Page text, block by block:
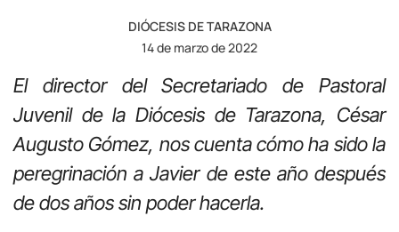
DIÓCESIS DE TARAZONA
14 de marzo de 2022
El director del Secretariado de Pastoral
Juvenil de la Diócesis de Tarazona, César
Augusto Gómez, nos cuenta cómo ha sido la
peregrinación a Javier de este año después
de dos años sin poder hacerla.